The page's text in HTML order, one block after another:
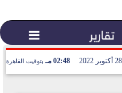
تقارير 
02:48 مـ بتوقيت القاهرة